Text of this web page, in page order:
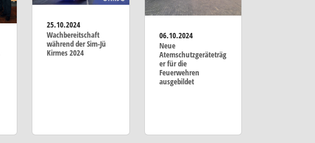
25.10.2024
Wachbereitschaft
während der Sim-Jü
Kirmes 2024
06.10.2024
Neue
Atemschutzgeräteträg
er für die
Feuerwehren
ausgebildet